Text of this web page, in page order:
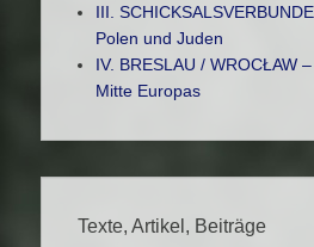
III.
Polen und Juden
IV. BRESLAU / WROCŁAW
Mitte Europas
Texte, Artikel, Beiträge